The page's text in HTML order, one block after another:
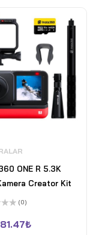
ONE R 5.3K
Creator Kit
(0)
₺